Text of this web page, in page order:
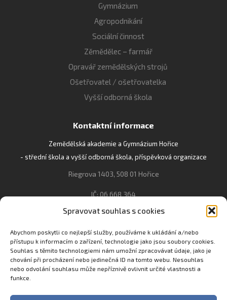
Spravovat souhlas s cookies
Abychom poskytli co nejlepší služby, používáme k ukládání a/nebo
přístupu k informacím o zařízení, technologie jako jsou soubory cookies.
Souhlas s těmito technologiemi nám umožní zpracovávat údaje, jako je
chování při procházení nebo jedinečná ID na tomto webu. Nesouhlas
nebo odvolání souhlasu může nepříznivě ovlivnit určité vlastnosti a
funkce.
Gymnázium
Agropodnikání
Sociální činnost
Zěmědělec – farmář
Opravář zemědělských strojů
Ošetřovatel / ošetřovatelka
Vyšší odborná škola
Kontaktní informace
Zemědělská akademie a Gymnázium Hořice
- střední škola a vyšší odborná škola, příspěvková organizace
Riegrova 1403, 508 01 Hořice
IČ: 06 668 364
493 623 021, 493 623 022
info@gozhorice.cz
www.zaghorice.cz
Pověřenec pro ochranu osobních údajů:
Innovation One s.r.o. IČO: 04734807 Březenecká 4808 430 04